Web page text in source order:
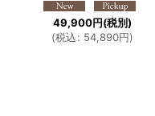
49,900円(税別)
(税込: 54,890円)